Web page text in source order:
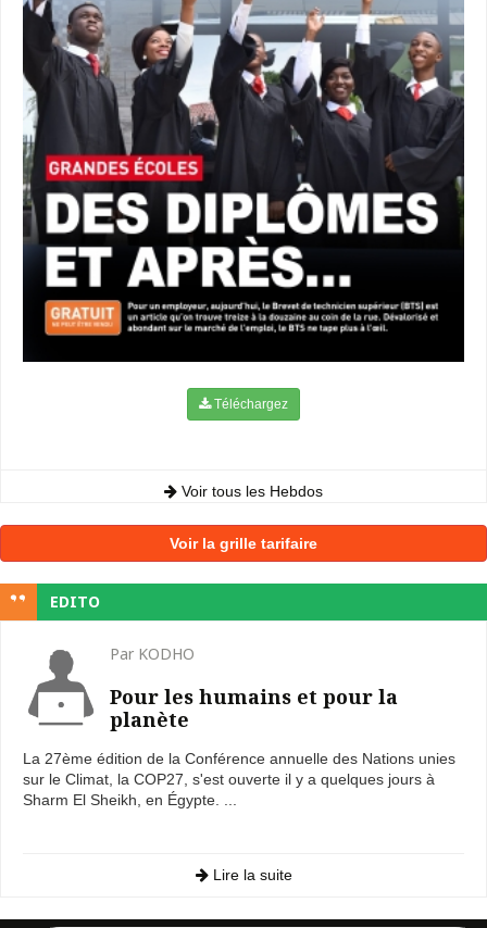
Téléchargez
Voir tous les Hebdos
Voir la grille tarifaire
EDITO
Par KODHO
Pour les humains et pour la
planète
La 27ème édition de la Conférence annuelle des Nations unies
sur le Climat, la COP27, s'est ouverte il y a quelques jours à
Sharm El Sheikh, en Égypte. ...
Lire la suite